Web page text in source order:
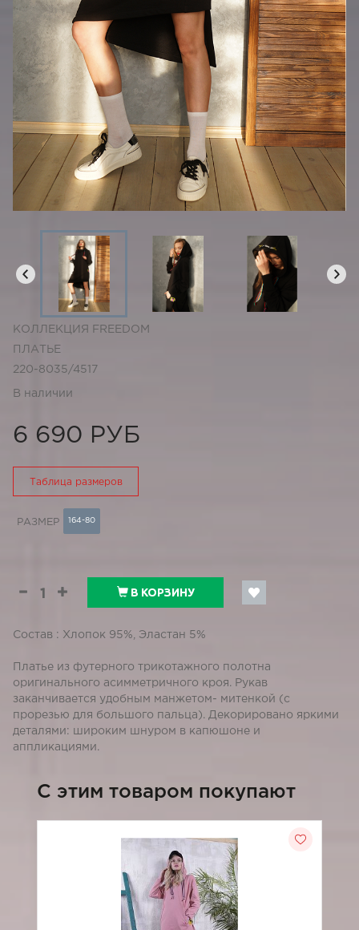
КОЛЛЕКЦИЯ FREEDOM
ПЛАТЬЕ
220-8035/4517
В наличии
6 690 РУБ
Таблица размеров
РАЗМЕР 164-80
В КОРЗИНУ
Состав : Хлопок 95%, Эластан 5%
Платье из футерного трикотажного полотна
оригинального асимметричного кроя. Рукав
заканчивается удобным манжетом- митенкой (с
прорезью для большого пальца). Декорировано яркими
деталями: широким шнуром в капюшоне и
аппликациями.
C этим товаром покупают